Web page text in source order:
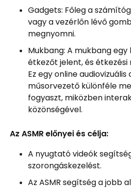
Gadgets: Főleg a
vagy a vezérlőn lévő
megnyomni.
Mukbang: A mukbang egy
étkezőt jelent, és étkezési
Ez egy online
műsorvezető különféle
fogyaszt, miközben
közönségével.
Az ASMR előnyei és célja:
A nyugtató videók
szorongáskezelést.
Az ASMR segítség a jobb